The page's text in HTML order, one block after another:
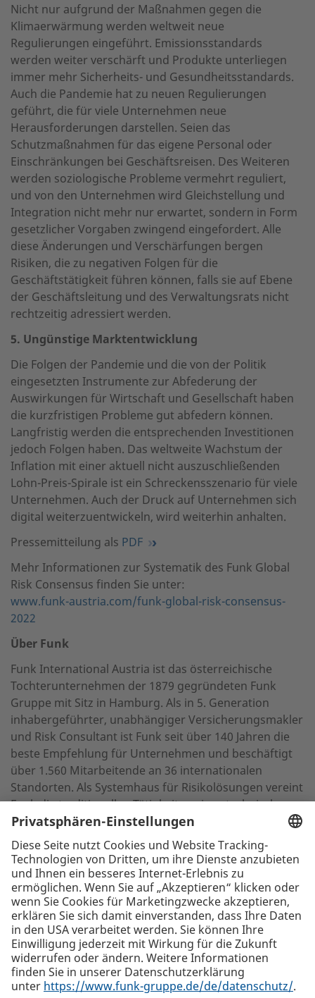
Nicht nur aufgrund der Maßnahmen gegen die
Klimaerwärmung werden weltweit neue
Regulierungen eingeführt. Emissionsstandards
werden weiter verschärft und Produkte unterliegen
immer mehr Sicherheits- und Gesundheitsstandards.
Auch die Pandemie hat zu neuen Regulierungen
geführt, die für viele Unternehmen neue
Herausforderungen darstellen. Seien das
Schutzmaßnahmen für das eigene Personal oder
Einschränkungen bei Geschäftsreisen. Des Weiteren
werden soziologische Probleme vermehrt reguliert,
und von den Unternehmen wird Gleichstellung und
Integration nicht mehr nur erwartet, sondern in Form
gesetzlicher Vorgaben zwingend eingefordert. Alle
diese Änderungen und Verschärfungen bergen
Risiken, die zu negativen Folgen für die
Geschäftstätigkeit führen können, falls sie auf Ebene
der Geschäftsleitung und des Verwaltungsrats nicht
rechtzeitig adressiert werden.
5. Ungünstige Marktentwicklung
Die Folgen der Pandemie und die von der Politik
eingesetzten Instrumente zur Abfederung der
Auswirkungen für Wirtschaft und Gesellschaft haben
die kurzfristigen Probleme gut abfedern können.
Langfristig werden die entsprechenden Investitionen
jedoch Folgen haben. Das weltweite Wachstum der
Inflation mit einer aktuell nicht auszuschließenden
Lohn-Preis-Spirale ist ein Schreckensszenario für viele
Unternehmen. Auch der Druck auf Unternehmen sich
digital weiterzuentwickeln, wird weiterhin anhalten.
Pressemitteilung als PDF
Mehr Informationen zur Systematik des Funk Global
Risk Consensus finden Sie unter:
www.funk-austria.com/funk-global-risk-consensus-
2022
Über Funk
Funk International Austria ist das österreichische
Tochterunternehmen der 1879 gegründeten Funk
Gruppe mit Sitz in Hamburg. Als in 5. Generation
inhabergeführter, unabhängiger Versicherungsmakler
und Risk Consultant ist Funk seit über 140 Jahren die
beste Empfehlung für Unternehmen und beschäftigt
über 1.560 Mitarbeitende an 36 internationalen
Standorten. Als Systemhaus für Risikolösungen vereint
Funk die traditionellen Tätigkeiten eines technischen
Versicherungsmaklers mit den Dienstleistungen eines
modernen Beratungsunternehmens für
Risikomanagement.
Zurück zur Listenansicht
Die beste Empfehlung. Funk.
+43 1 58910-0